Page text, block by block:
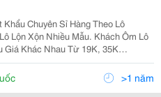
Chuyên Sỉ Hàng Theo Lô
Lộn Xộn Nhiều Mẫu. Khách Ôm Lô
Giá Khác Nhau Từ 19K, 35K
Hàng Đang Có Lô Hàng Đầm, Áo
Khẩu Cao Cấp Giá Sỉ Siêu Êm. Hàng
>1 năm